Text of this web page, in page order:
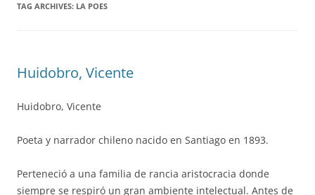
TAG ARCHIVES: LA POES
Huidobro, Vicente
Huidobro, Vicente
Poeta y narrador chileno nacido en Santiago en 1893.
Perteneció a una familia de rancia aristocracia donde
siempre se respiró un gran ambiente intelectual. Antes de